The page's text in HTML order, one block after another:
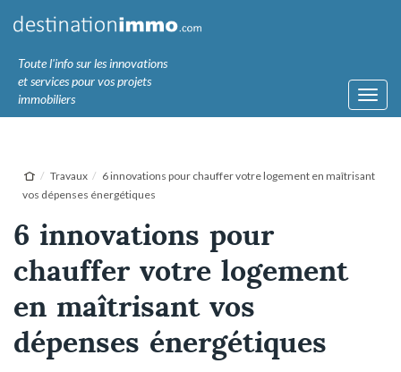
Toute l'info sur les innovations
et services pour vos projets
immobiliers
Travaux
6 innovations pour chauffer votre logement en maîtrisant
vos dépenses énergétiques
6 innovations pour
chauffer votre logement
en maîtrisant vos
dépenses énergétiques